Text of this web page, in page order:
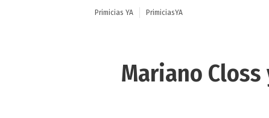
Primicias YA PrimiciasYA
Mariano